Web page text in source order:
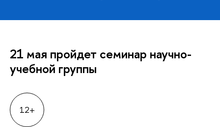
21 мая пройдет семинар научно-
учебной группы
12+